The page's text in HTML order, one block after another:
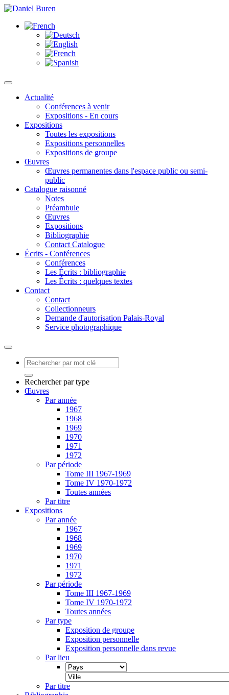
Actualité
Conférences à venir
Expositions - En cours
Expositions
Toutes les expositions
Expositions personnelles
Expositions de groupe
Œuvres
Œuvres permanentes dans l'espace public ou semi-
public
Catalogue raisonné
Notes
Préambule
Œuvres
Expositions
Bibliographie
Contact Catalogue
Écrits - Conférences
Conférences
Les Écrits : bibliographie
Les Écrits : quelques textes
Contact
Contact
Collectionneurs
Demande d'autorisation Palais-Royal
Service photographique
Rechercher par type
Œuvres
Par année
1967
1968
1969
1970
1971
1972
Par période
Tome III 1967-1969
Tome IV 1970-1972
Toutes années
Par titre
Expositions
Par année
1967
1968
1969
1970
1971
1972
Par période
Tome III 1967-1969
Tome IV 1970-1972
Toutes années
Par type
Exposition de groupe
Exposition personnelle
Exposition personnelle dans revue
Par lieu
Par titre